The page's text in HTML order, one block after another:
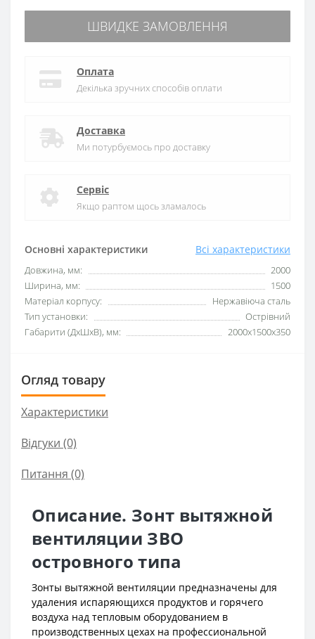
Основні характеристики Всі характеристики
Довжина, мм:
2000
Ширина, мм:
1500
Матеріал корпусу:
Нержавіюча сталь
Тип установки:
Острівний
Габарити (ДхШхВ), мм:
2000x1500x350
ШВИДКЕ ЗАМОВЛЕННЯ
Оплата
Декілька зручних способів оплати
Доставка
Ми потурбуємось про доставку
Сервіс
Якщо раптом щось зламалось
Огляд товару
Характеристики
Відгуки (0)
Питання (0)
Описание. Зонт вытяжной
вентиляции ЗВО
островного типа
Зонты вытяжной вентиляции предназначены для
удаления испаряющихся продуктов и горячего
воздуха над тепловым оборудованием в
производственных цехах на профессиональной